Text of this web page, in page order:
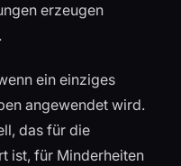
erzeugen
ein einziges
angewendet wird.
das für die
ist, für Minderheiten